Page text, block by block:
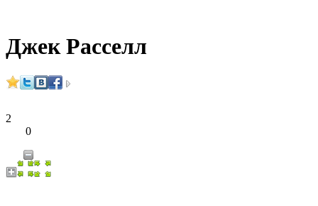
Джек Расселл
2
0